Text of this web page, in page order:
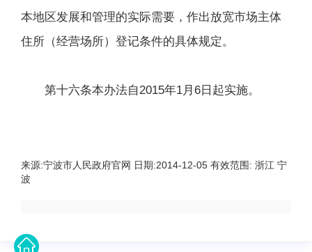
本地区发展和管理的实际需要，作出放宽市场主体
住所（经营场所）登记条件的具体规定。
第十六条本办法自2015年1月6日起实施。
来源:宁波市人民政府官网 日期:2014-12-05 有效范围: 浙江 宁
波